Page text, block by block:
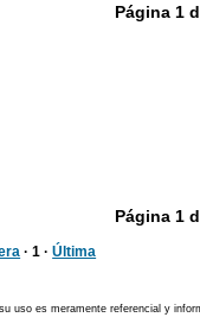
Página 1
Página 1
· 1 ·Última
uso es meramente referencial y